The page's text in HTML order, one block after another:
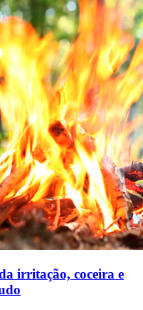
irritação, coceira e